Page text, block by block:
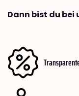
Dann bist du